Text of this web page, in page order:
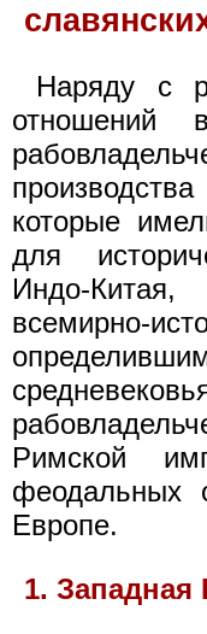
Наряду с
которые
для
Индо-
всемирно-
Римской
феодальных
Европе.
1.